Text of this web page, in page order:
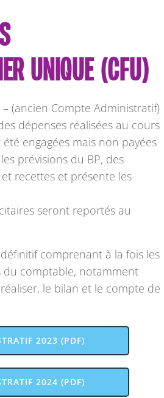
UNIQUE (CFU)
(ancien Compte Administratif)
dépenses réalisées au cours
engagées mais non payées
prévisions du BP, des
recettes et présente les
seront reportés au
comprenant à la fois les
du comptable, notamment
le bilan et le compte de
2023 (PDF)
2024 (PDF)